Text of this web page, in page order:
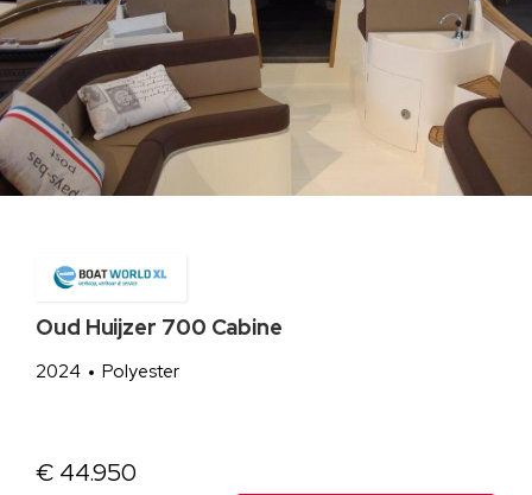
Oud Huijzer 700 Cabine
2024 Polyester
€ 44.950